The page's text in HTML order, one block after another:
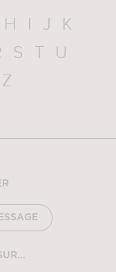
H I J
K
S T
U
Z